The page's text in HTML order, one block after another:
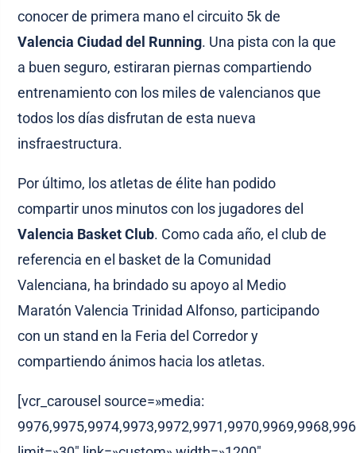
conocer de primera mano el circuito 5k de
Valencia Ciudad del Running. Una pista con la que
a buen seguro, estiraran piernas compartiendo
entrenamiento con los miles de valencianos que
todos los días disfrutan de esta nueva
insfraestructura.
Por último, los atletas de élite han podido
compartir unos minutos con los jugadores del
Valencia Basket Club. Como cada año, el club de
referencia en el basket de la Comunidad
Valenciana, ha brindado su apoyo al Medio
Maratón Valencia Trinidad Alfonso, participando
con un stand en la Feria del Corredor y
compartiendo ánimos hacia los atletas.
[vcr_carousel source=»media: